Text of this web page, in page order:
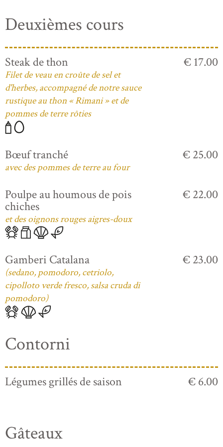
Deuxièmes cours
Steak de thon
Filet de veau en croûte de sel et
d'herbes, accompagné de notre sauce
rustique au thon « Rimani » et de
pommes de terre rôties
€ 17.00
Bœuf tranché
avec des pommes de terre au four
€ 25.00
Poulpe au houmous de pois
chiches
et des oignons rouges aigres-doux
€ 22.00
Gamberi Catalana
(sedano, pomodoro, cetriolo,
cipolloto verde fresco, salsa cruda di
pomodoro)
€ 23.00
Contorni
Légumes grillés de saison € 6.00
Gâteaux